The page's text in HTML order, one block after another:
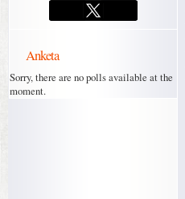
Anketa
Sorry, there are no polls available at the
moment.